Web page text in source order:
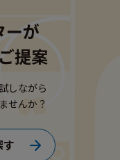
ーが
提案
しながら
せんか？
す